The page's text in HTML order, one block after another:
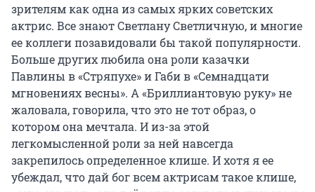
зрителям как одна из самых ярких советских
актрис. Все знают Светлану Светличную, и многие
ее коллеги позавидовали бы такой популярности.
Больше других любила она роли казачки
Павлины в «Стряпухе» и Габи в «Семнадцати
мгновениях весны». А «Бриллиантовую руку» не
жаловала, говорила, что это не тот образ, о
котором она мечтала. И из-за этой
легкомысленной роли за ней навсегда
закрепилось определенное клише. И хотя я ее
убеждал, что дай бог всем актрисам такое клише,